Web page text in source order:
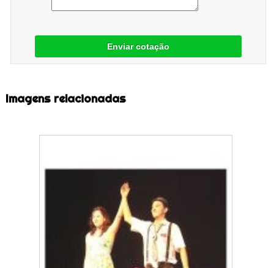
Enviar cotação
Imagens relacionadas